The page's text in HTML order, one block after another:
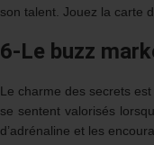
son talent. Jouez la carte
6-Le buzz
Le charme des secrets
se sentent valorisés
d’adrénaline et les